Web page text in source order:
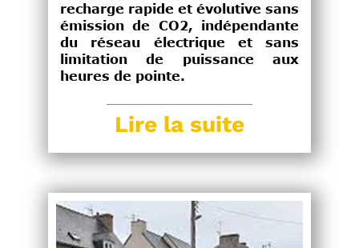
recharge rapide et évolutive sans
émission de CO2, indépendante
du réseau électrique et sans
limitation de puissance aux
heures de pointe.
Lire la suite